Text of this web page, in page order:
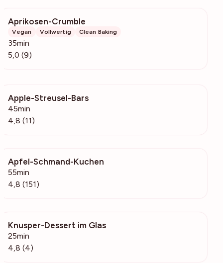
Aprikosen-Crumble
Vegan Vollwertig Clean Baking
35min
5,0 (9)
Apple-Streusel-Bars
45min
4,8 (11)
Apfel-Schmand-Kuchen
55min
4,8 (151)
Knusper-Dessert im Glas
25min
4,8 (4)